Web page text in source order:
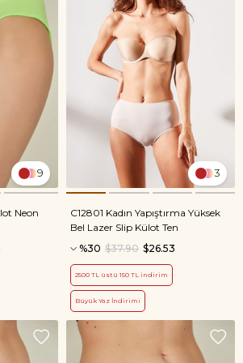
9
Neon
3
C12801 Kadın Yapıştırma Yüksek
Bel Lazer Slip Külot Ten
%30
$26.53
$37.90
2500 TL üstü 150 TL indirim
Büyük Yaz İndirimi